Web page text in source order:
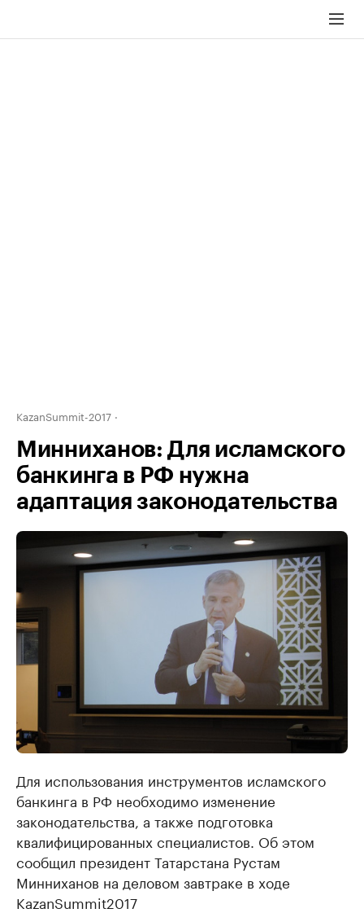
KazanSummit-2017
Минниханов: Для исламского
банкинга в РФ нужна
адаптация законодательства
Для использования инструментов исламского
банкинга в РФ необходимо изменение
законодательства, а также подготовка
квалифицированных специалистов. Об этом
сообщил президент Татарстана Рустам
Минниханов на деловом завтраке в ходе
KazanSummit2017